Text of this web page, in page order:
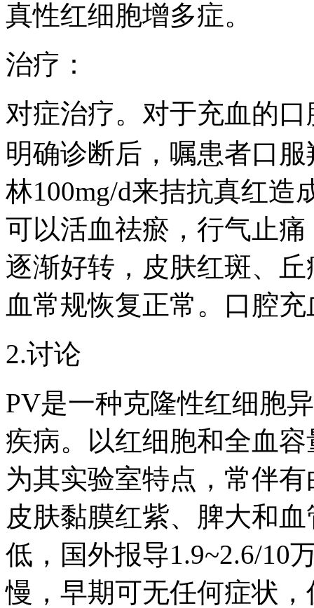
真性红细胞增多症。
治疗：
对症治疗。对于充血的口
明确诊断后，嘱患者口
林100mg/d来拮抗真红造
可以活血祛瘀，行气止
逐渐好转，皮肤红斑、
血常规恢复正常。口腔
2.讨论
PV是一种克隆性红细胞
疾病。以红细胞和全血
为其实验室特点，常伴
皮肤黏膜红紫、脾大和
低，国外报导1.9~2.6/10
慢，早期可无任何症状